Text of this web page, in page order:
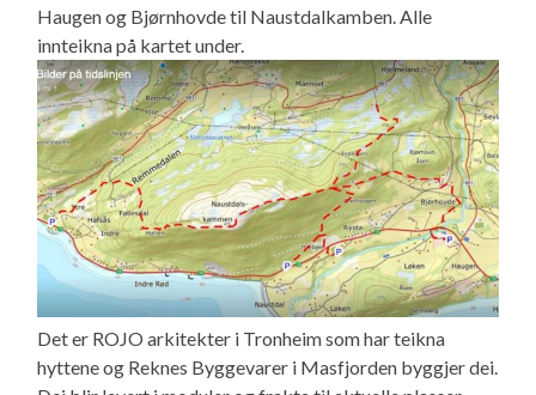
Haugen og Bjørnhovde til Naustdalkamben. Alle
innteikna på kartet under.
Det er ROJO arkitekter i Tronheim som har teikna
hyttene og Reknes Byggevarer i Masfjorden byggjer dei.